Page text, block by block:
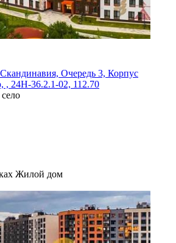
Очередь 3, Корпус
, 24Н-36.2.1-02, 112.70
Жилой дом